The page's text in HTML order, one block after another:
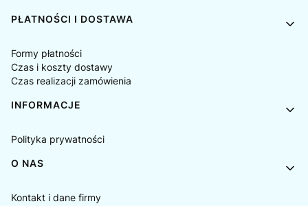
PŁATNOŚCI I DOSTAWA
Formy płatności
Czas i koszty dostawy
Czas realizacji zamówienia
INFORMACJE
Polityka prywatności
O NAS
Kontakt i dane firmy